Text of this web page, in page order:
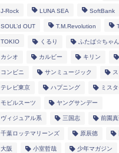
J-Rock LUNA SEA SoftBank
SOUL’d OUT T.M.Revolution
TOKIO くるり ふたば☆ちゃ
カシオ カルビー キリン
コンビニ サンミュージック
テレビ東京 ハプニング ミス
モビルスーツ ヤングサンデー
ヴィジュアル系 三国志 前園真
千葉ロッテマリーンズ 原辰徳
大阪 小室哲哉 少年マガジン